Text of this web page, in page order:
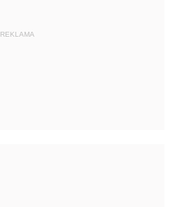
REKLAMA